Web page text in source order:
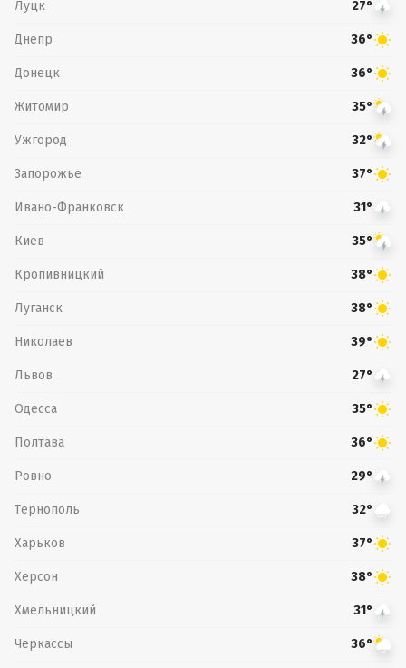
Луцк 27°
Днепр 36°
Донецк 36°
Житомир 35°
Ужгород 32°
Запорожье 37°
Ивано-Франковск 31°
Киев 35°
Кропивницкий 38°
Луганск 38°
Николаев 39°
Львов 27°
Одесса 35°
Полтава 36°
Ровно 29°
Тернополь 32°
Харьков 37°
Херсон 38°
Хмельницкий 31°
Черкассы 36°